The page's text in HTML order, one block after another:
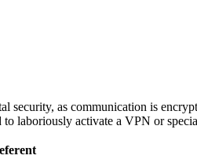
as communication is
laboriously activate a VPN or